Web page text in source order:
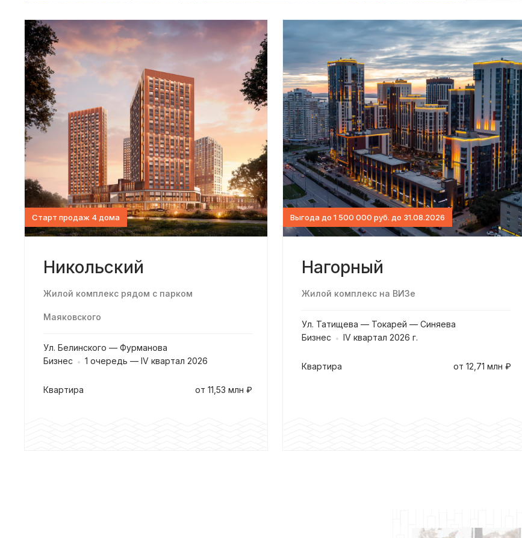
Старт продаж 4 дома
Никольский
Жилой комплекс рядом с парком
Маяковского
Ул. Белинского — Фурманова
Бизнес
1 очередь — IV квартал 2026
квартира от 11,53 млн ₽
Выгода до 1 500 000 руб. до 31.08.2026
Нагорный
Жилой комплекс на ВИЗе
Ул. Татищева — Токарей — Синяева
Бизнес
IV квартал 2026 г.
квартира от 12,71 млн ₽